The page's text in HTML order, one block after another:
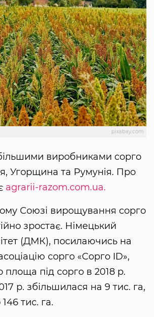
pixabay.com
виробниками сорго
Угорщина та Румунія. Про
agrarii-razom.com.ua.
Союзі вирощування сорго
зростає. Німецький
(ДМК), посилаючись на
сорго «Сорго ID»,
площа під сорго в 2018 р.
р. збільшилася на 9 тис. га,
тис. га.